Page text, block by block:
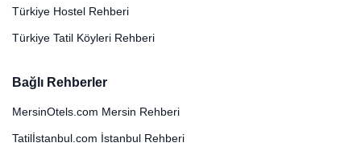
Türkiye Hostel Rehberi
Türkiye Tatil Köyleri Rehberi
Bağlı Rehberler
MersinOtels.com Mersin Rehberi
Tatilİstanbul.com İstanbul Rehberi